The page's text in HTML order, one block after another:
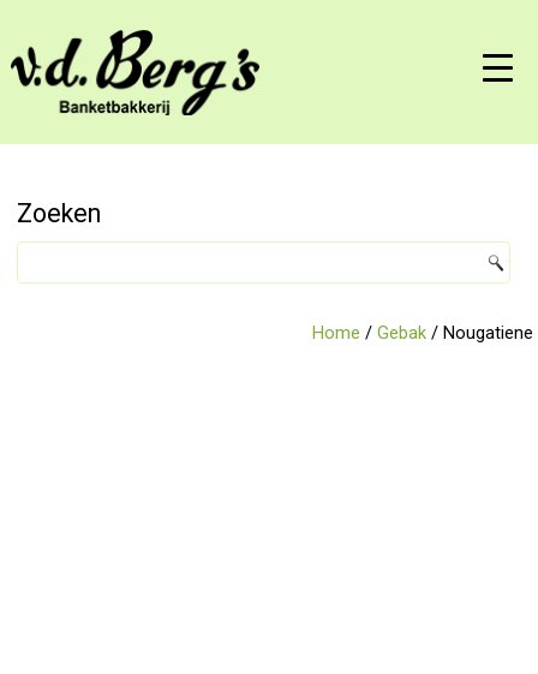
Zoeken
Home / Gebak/ Nougatiene